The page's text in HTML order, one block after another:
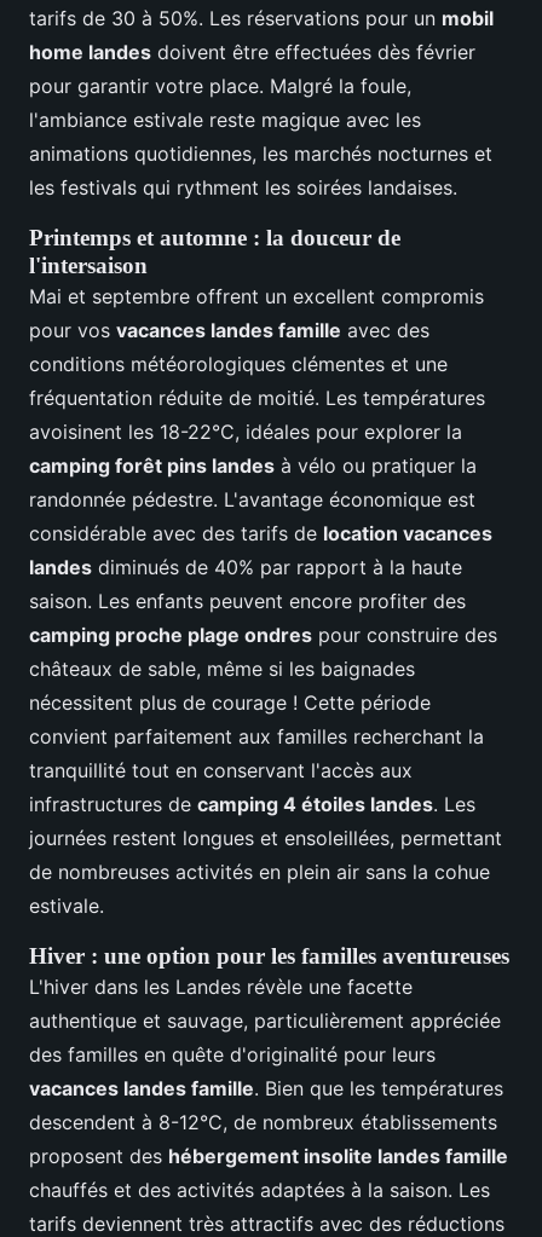
tarifs de 30 à 50%. Les réservations pour un mobil
home landes doivent être effectuées dès février
pour garantir votre place. Malgré la foule,
l'ambiance estivale reste magique avec les
animations quotidiennes, les marchés nocturnes et
les festivals qui rythment les soirées landaises.
Printemps et automne : la douceur de
l'intersaison
Mai et septembre offrent un excellent compromis
pour vos vacances landes famille avec des
conditions météorologiques clémentes et une
fréquentation réduite de moitié. Les températures
avoisinent les 18-22°C, idéales pour explorer la
camping forêt pins landes à vélo ou pratiquer la
randonnée pédestre. L'avantage économique est
considérable avec des tarifs de location vacances
landes diminués de 40% par rapport à la haute
saison. Les enfants peuvent encore profiter des
camping proche plage ondres pour construire des
châteaux de sable, même si les baignades
nécessitent plus de courage ! Cette période
convient parfaitement aux familles recherchant la
tranquillité tout en conservant l'accès aux
infrastructures de camping 4 étoiles landes. Les
journées restent longues et ensoleillées, permettant
de nombreuses activités en plein air sans la cohue
estivale.
Hiver : une option pour les familles aventureuses
L'hiver dans les Landes révèle une facette
authentique et sauvage, particulièrement appréciée
des familles en quête d'originalité pour leurs
vacances landes famille. Bien que les températures
descendent à 8-12°C, de nombreux établissements
proposent des hébergement insolite landes famille
chauffés et des activités adaptées à la saison. Les
tarifs deviennent très attractifs avec des réductions